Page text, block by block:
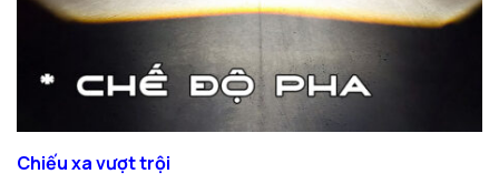
Chiếu xa vượt trội